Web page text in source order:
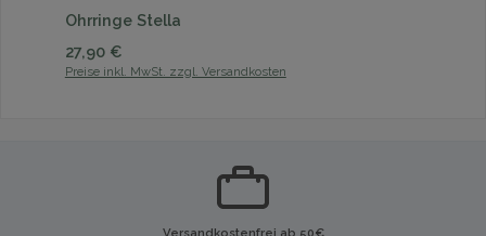
Ohrringe Stella
Regulärer Preis:
27,90 €
Preise inkl. MwSt. zzgl. Versandkosten
Versandkostenfrei ab 50€